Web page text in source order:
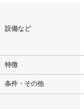
設備など
特徴
条件・その他